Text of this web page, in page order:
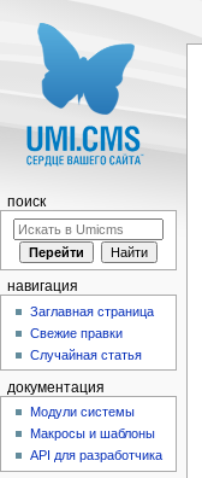
поиск
навигация
Заглавная страница
Свежие правки
Случайная статья
документация
Модули системы
Макросы и шаблоны
API для разработчика